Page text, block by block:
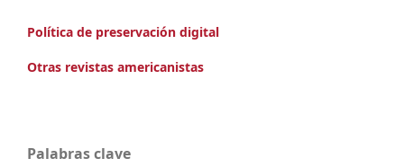
Política de preservación digital
Otras revistas americanistas
Palabras clave